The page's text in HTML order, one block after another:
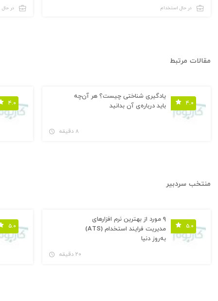
در حال استخدام در
مقالات مرتبط
۴.۰
یادگیری شناختی چیست؟ هر آن‌چه
باید درباره‌ی آن بدانید
۸ دقیقه
۴.۰
منتخب سردبیر
۵.۰
۹ مورد از بهترین نرم افزارهای
مدیریت فرایند استخدام (ATS)
به‌روز دنیا
۲۰ دقیقه
۵.۰